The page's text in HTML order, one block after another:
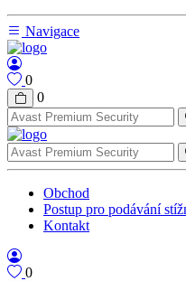
Navigace
0
0
Obchod
Postup pro podávání
Kontakt
0